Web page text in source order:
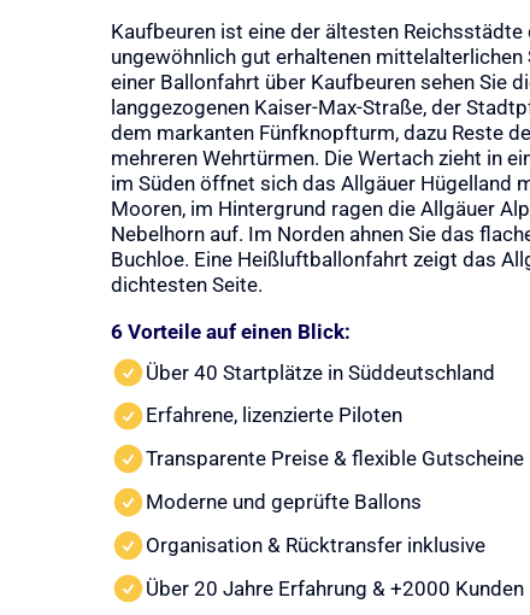
Kaufbeuren ist eine der ältesten
ungewöhnlich gut erhaltenen
einer Ballonfahrt über Kaufbeuren sehen Sie
langgezogenen Kaiser-Max-Straße, der
dem markanten Fünfknopfturm, dazu Reste
mehreren Wehrtürmen. Die Wertach zieht in
im Süden öffnet sich das Allgäuer Hügelland
Mooren, im Hintergrund ragen die Allgäuer
Nebelhorn auf. Im Norden ahnen Sie das
Buchloe. Eine Heißluftballonfahrt zeigt das
dichtesten Seite.
6 Vorteile auf einen Blick:
Über 40 Startplätze in Süddeutschland
Erfahrene, lizenzierte Piloten
Transparente Preise & flexible Gutscheine
Moderne und geprüfte Ballons
Organisation & Rücktransfer inklusive
Über 20 Jahre Erfahrung & +2000 Kunden